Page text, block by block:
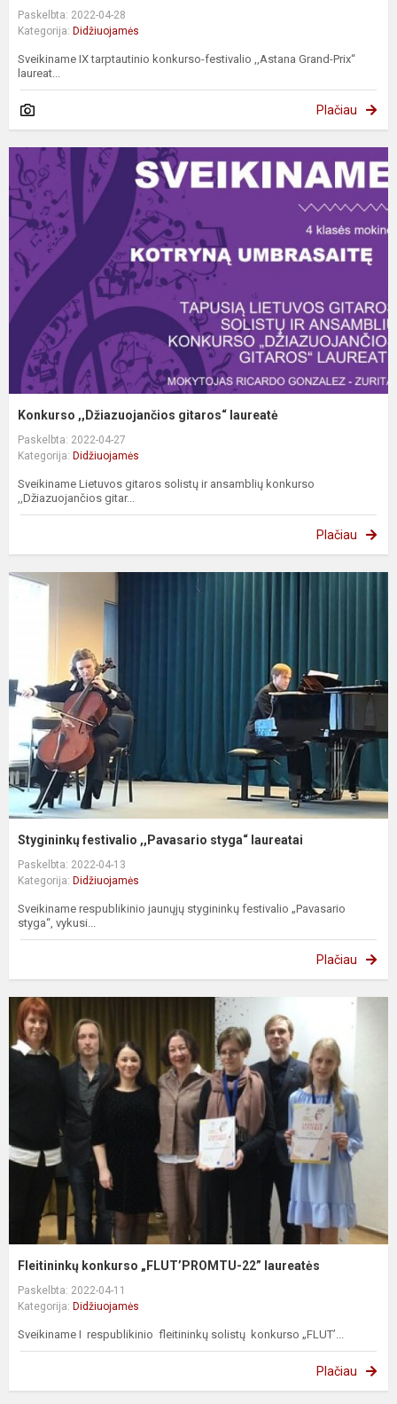
Paskelbta: 2022-04-28
Kategorija: Didžiuojamės
Sveikiname IX tarptautinio konkurso-festivalio ,,Astana Grand-Prix“
laureat...
Plačiau
Konkurso ,,Džiazuojančios gitaros“ laureatė
Paskelbta: 2022-04-27
Kategorija: Didžiuojamės
Sveikiname Lietuvos gitaros solistų ir ansamblių konkurso
,,Džiazuojančios gitar...
Plačiau
Stygininkų festivalio ,,Pavasario styga“ laureatai
Paskelbta: 2022-04-13
Kategorija: Didžiuojamės
Sveikiname respublikinio jaunųjų stygininkų festivalio „Pavasario
styga“, vykusi...
Plačiau
Fleitininkų konkurso „FLUT’PROMTU-22” laureatės
Paskelbta: 2022-04-11
Kategorija: Didžiuojamės
Sveikiname I respublikinio fleitininkų solistų konkurso „FLUT’...
Plačiau